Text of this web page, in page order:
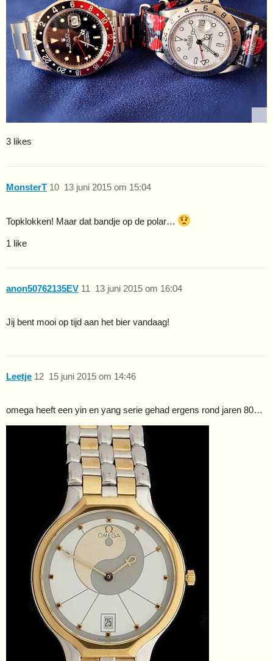
3 likes
MonsterT 13 juni 2015 om 15:04
10
Topklokken! Maar dat bandje op de polar…
1 like
anon50762135EV 13 juni 2015 om 16:04
11
Jij bent mooi op tijd aan het bier vandaag!
Leetje 15 juni 2015 om 14:46
12
omega heeft een yin en yang serie gehad ergens rond jaren 80…